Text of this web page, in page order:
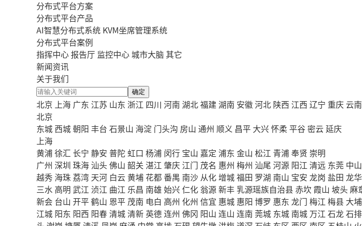
分布式平台方案
分布式平台产品
AI智慧分布式系统 KVM坐席管理系统
分布式平台案例
指挥中心报告厅 监控中心城市大脑 其它
新闻资讯
关于我们
确定
北京 上海 广东 江苏 山东 浙江 四川 河南 湖北福建湖南 安徽河北 陕西 江西 辽宁 重庆 云南
北京
东城 西城朝阳 丰台 石景山 海淀 门头沟 房山 通州 顺义 昌平 大兴怀柔平谷 密云延庆
上海
黄浦徐汇 长宁 静安 普陀 虹口 杨浦 闵行 宝山 嘉定 浦东 金山 松江 青浦奉贤 崇明
广州 深圳 珠海 汕头佛山 韶关 湛江 肇庆 江门 茂名 惠州 梅州 汕尾 河源 阳江 清远 东莞 中山
越秀 海珠 荔湾 天河 白云黄埔 花都番禺 南沙 从化增城福田 罗湖 南山 宝安 龙岗 盐田 龙华
三水 高明 武江 浈江 曲江 乐昌 南雄 始兴仁化 翁源新丰乳源瑶族自治县赤坎 霞山 坡头麻
新会 台山 开平鹤山 恩平 茂南 电白 高州 化州 信宜 惠城 惠阳 博罗 惠东 龙门 梅江 梅县 大埔
江城 阳东 阳西 阳春清城清新 英德连州 佛冈 阳山 连山 连南 莞城 东城 南城 万江 石龙石排